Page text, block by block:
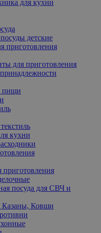
для кухни
детские
приготовления
для приготовления
пищи
кухни
приготовления
посуда для СВЧ и
Казаны, Ковши